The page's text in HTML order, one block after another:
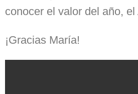
conocer el valor del año, el
¡Gracias María!